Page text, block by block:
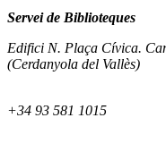
Servei de Biblioteques
Edifici N. Plaça Cívica.
(Cerdanyola del Vallès)
+34 93 581 1015